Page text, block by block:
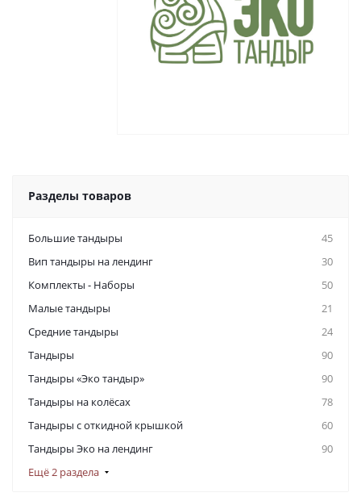
Разделы товаров
Большие тандыры
45
Вип тандыры на лендинг
30
Комплекты - Наборы
50
Малые тандыры
21
Средние тандыры
24
Тандыры
90
Тандыры «Эко тандыр»
90
Тандыры на колёсах
78
Тандыры с откидной крышкой
60
Тандыры Эко на лендинг
90
Ещё 2 раздела